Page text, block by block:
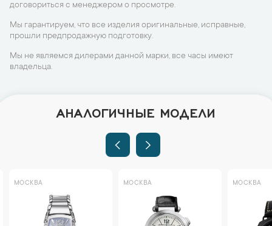
договориться с менеджером о просмотре.
Мы гарантируем, что все изделия оригинальные, исправные,
прошли предпродажную подготовку.
Мы не являемся дилерами данной марки, все часы имеют
владельца.
АНАЛОГИЧНЫЕ МОДЕЛИ
МОСКВА МОСКВА МОСКВА